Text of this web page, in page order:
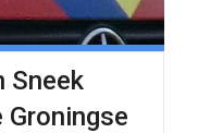
Sneek
Groningse